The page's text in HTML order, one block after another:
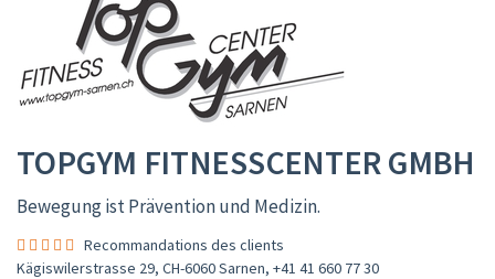
TOPGYM FITNESSCENTER GMBH
Bewegung ist Prävention und Medizin.
Recommandations des clients
Kägiswilerstrasse 29, CH-6060 Sarnen, +41 41 660 77 30